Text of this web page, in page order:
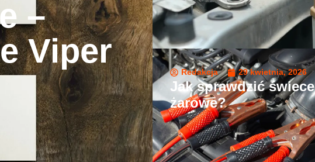
–
Viper
Redakcja 29 kwietnia, 2026
Jak sprawdzić świece
żarowe?